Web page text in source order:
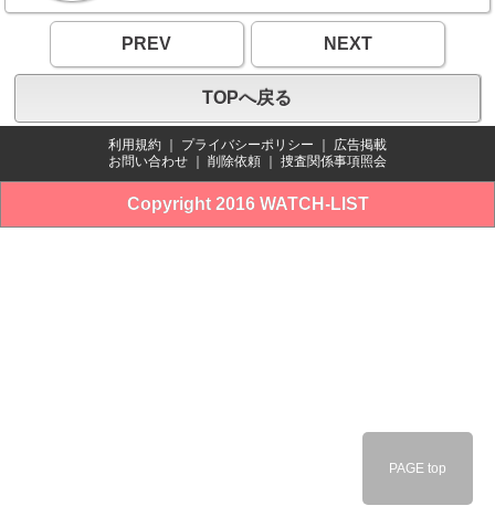
PREV NEXT
TOPへ戻る
利用規約 プライバシーポリシー
広告掲載
お問い合わせ
削除依頼 捜査関係事項照会
Copyright 2016 WATCH-LIST
PAGE top